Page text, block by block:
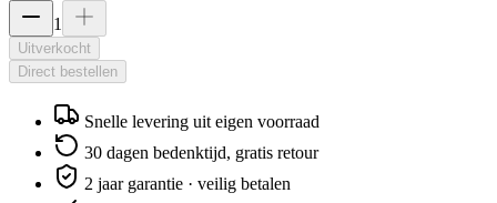
1
Uitverkocht
Direct bestellen
Snelle levering uit eigen voorraad
30 dagen bedenktijd, gratis retour
2 jaar garantie · veilig betalen